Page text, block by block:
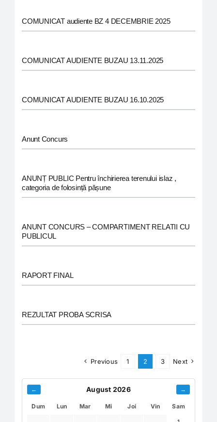
COMUNICAT audiente BZ 4 DECEMBRIE 2025
COMUNICAT AUDIENTE BUZAU 13.11.2025
COMUNICAT AUDIENTE BUZAU 16.10.2025
Anunt Concurs
ANUNȚ PUBLIC Pentru închirierea terenului islaz ,
categoria de folosință pășune
ANUNT CONCURS – COMPARTIMENT RELATII CU
PUBLICUL
RAPORT FINAL
REZULTAT PROBA SCRISA
Previous 1 2 3 Next
← August 2026 →
Dum Lun Mar Mi Joi Vin Sam